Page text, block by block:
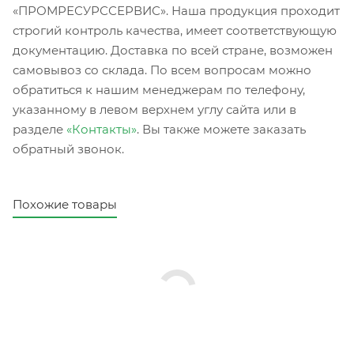
«ПРОМРЕСУРССЕРВИС». Наша продукция проходит
строгий контроль качества, имеет соответствующую
документацию. Доставка по всей стране, возможен
самовывоз со склада. По всем вопросам можно
обратиться к нашим менеджерам по телефону,
указанному в левом верхнем углу сайта или в
разделе «Контакты». Вы также можете заказать
обратный звонок.
Похожие товары